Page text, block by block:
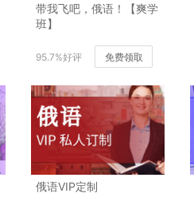
带我飞吧，俄语！【爽学
班】
95.7%好评 免费领取
俄语VIP定制